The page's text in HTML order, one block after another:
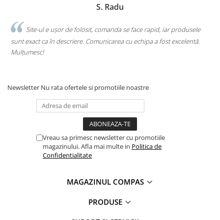
Literatură modernă și
contemporană
Thriller și mister
Young adult
Romane de dragoste
Romane ilustrate
Dezvoltare personală și non-
Biografii și memorii
S. Radu
Site-ul e ușor de folosit, comanda se face rapid, iar produsele
sunt exact ca în descriere. Comunicarea cu echipa a fost excelentă.
Mulțumesc!
Newsletter Nu rata ofertele si promotiile noastre
Vreau sa primesc newsletter cu promotiile
magazinului. Afla mai multe in Politica de
Confidentialitate
MAGAZINUL COMPAS
PRODUSE